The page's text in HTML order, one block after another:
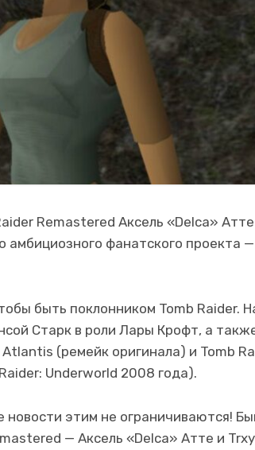
Remastered Аксель «Delca»
амбициозного фанатского проекта
быть поклонником Tomb Raider.
Старк в роли Лары Крофт, а
(ремейк оригинала) и Tomb
Underworld 2008 года).
новости этим не ограничиваются!
— Аксель «Delca» Атте и